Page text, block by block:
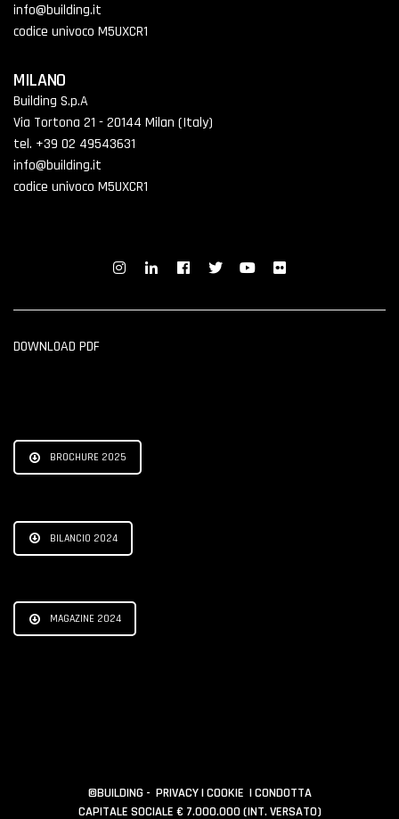
info@building.it
codice univoco M5UXCR1
MILANO
Building S.p.A
Via Tortona 21 - 20144 Milan (Italy)
tel. +39 02 49543631
info@building.it
codice univoco M5UXCR1
DOWNLOAD PDF
BROCHURE 2025
BILANCIO 2024
MAGAZINE 2024
©BUILDING - PRIVACY|COOKIE |CONDOTTA
CAPITALE SOCIALE € 7.000.000 (INT. VERSATO)